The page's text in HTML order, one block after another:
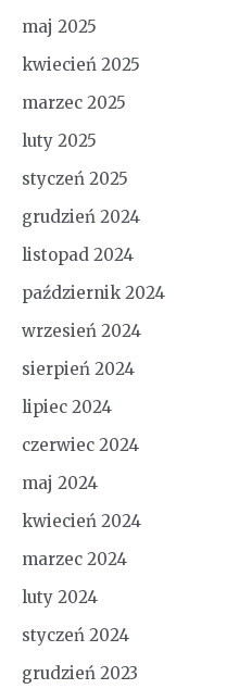
maj 2025
kwiecień 2025
marzec 2025
luty 2025
styczeń 2025
grudzień 2024
listopad 2024
październik 2024
wrzesień 2024
sierpień 2024
lipiec 2024
czerwiec 2024
maj 2024
kwiecień 2024
marzec 2024
luty 2024
styczeń 2024
grudzień 2023